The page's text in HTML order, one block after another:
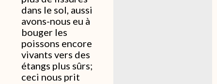
dans le sol, aussi
avons-nous eu à
bouger les
poissons encore
vivants vers des
étangs plus sûrs;
ceci nous prit